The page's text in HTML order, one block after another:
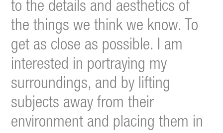
to the details and aesthetics of
the things we think we know. To
get as close as possible. I am
interested in portraying my
surroundings, and by lifting
subjects away from their
environment and placing them in